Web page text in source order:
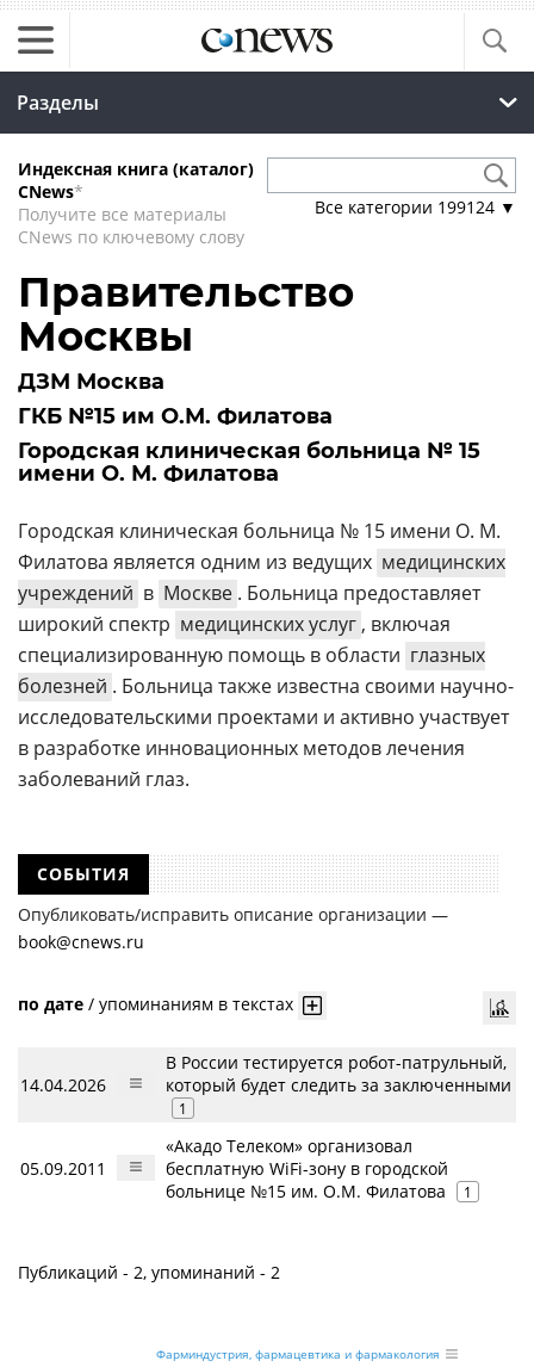
Разделы
Индексная книга (каталог)
CNews*
Получите все материалы
CNews по ключевому слову
Все категории 199124 ▼
Правительство
Москвы
ДЗМ Москва
ГКБ №15 им О.М. Филатова
Городская клиническая больница № 15
имени О. М. Филатова
Городская клиническая больница № 15 имени О. М.
Филатова является одним из ведущих медицинских
учреждений в Москве . Больница предоставляет
широкий спектр медицинских услуг , включая
специализированную помощь в области глазных
болезней . Больница также известна своими научно-
исследовательскими проектами и активно участвует
в разработке инновационных методов лечения
заболеваний глаз.
СОБЫТИЯ
Опубликовать/исправить описание организации —
book@cnews.ru
по дате / упоминаниям в текстах
14.04.2026
В России тестируется робот-патрульный,
который будет следить за заключенными
1
05.09.2011
«Акадо Телеком» организовал
бесплатную WiFi-зону в городской
больнице №15 им. О.М. Филатова
1
Публикаций - 2, упоминаний - 2
Фарминдустрия, фармацевтика и фармакология